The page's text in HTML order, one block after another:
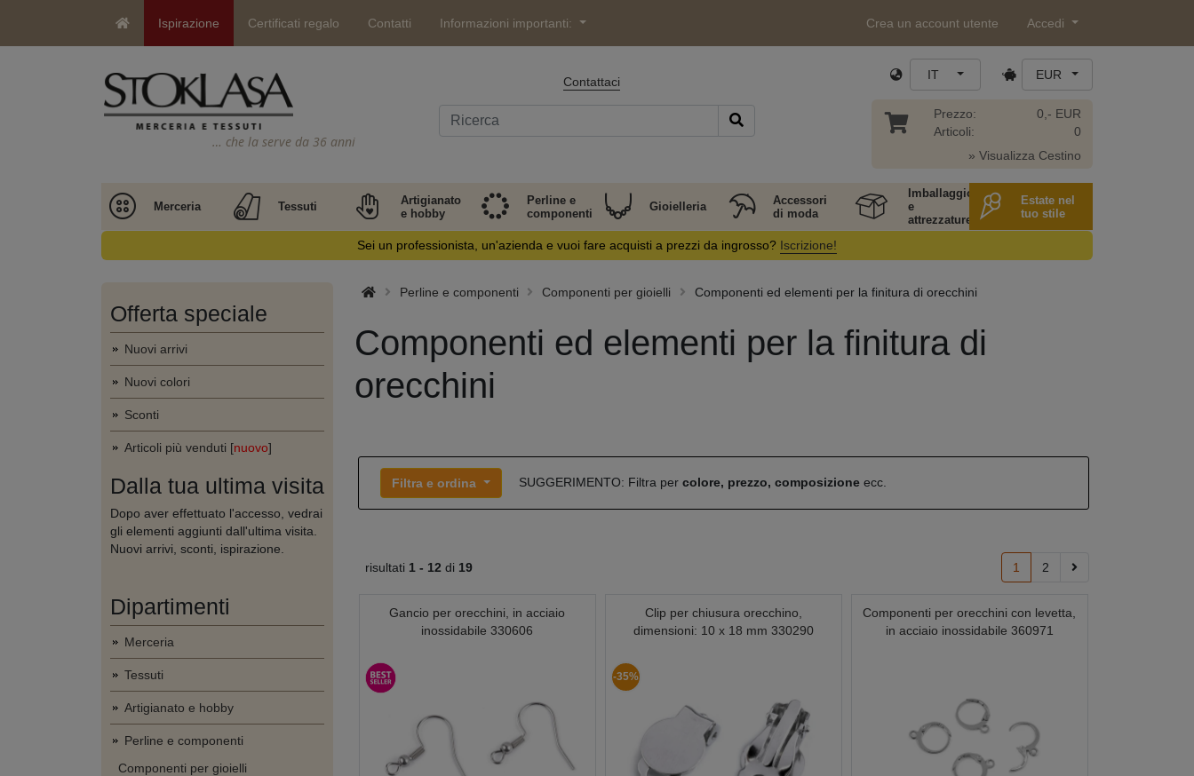
Ispirazione Certificati regalo Contatti Informazioni importanti: Crea un account utente Accedi
… che la serve da 36 anni
Contattaci IT EUR
Prezzo:
Articoli:
0,- EUR
0
» Visualizza Cestino
Merceria Tessuti
Artigianato
e hobby
Perline e
componenti
Gioielleria
Accessori
di moda
Imballaggio
e
attrezzature
Estate nel
tuo stile
Sei un professionista, un'azienda e vuoi fare acquisti a prezzi da ingrosso? Iscrizione!
Offerta speciale
Nuovi arrivi
Nuovi colori
Sconti
Articoli più venduti [nuovo]
Dalla tua ultima visita
Dopo aver effettuato l'accesso, vedrai
gli elementi aggiunti dall'ultima visita.
Nuovi arrivi, sconti, ispirazione.
Dipartimenti
Merceria
Tessuti
Artigianato e hobby
Perline e componenti
Componenti per gioielli
Perline e componenti Componenti per gioielli Componenti ed elementi per la finitura di orecchini
Componenti ed elementi per la finitura di
orecchini
Filtra e ordina SUGGERIMENTO: Filtra per colore, prezzo, composizioneecc.
risultati 1 - 12 di 19 1 2
Gancio per orecchini, in acciaio
inossidabile 330606
Clip per chiusura orecchino,
dimensioni: 10 x 18 mm 330290
-35%
Componenti per orecchini con levetta,
in acciaio inossidabile 360971